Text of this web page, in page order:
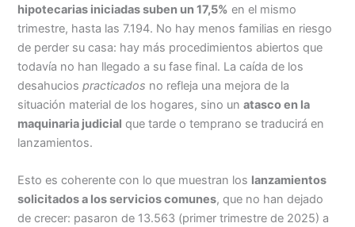
hipotecarias iniciadas suben un 17,5% en el mismo
trimestre, hasta las 7.194. No hay menos familias en riesgo
de perder su casa: hay más procedimientos abiertos que
todavía no han llegado a su fase final. La caída de los
desahuciospracticados no refleja una mejora de la
situación material de los hogares, sino unatasco en la
maquinaria judicial que tarde o temprano se traducirá en
lanzamientos.
Esto es coherente con lo que muestran los lanzamientos
solicitados a los servicios comunes, que no han dejado
de crecer: pasaron de 13.563 (primer trimestre de 2025) a